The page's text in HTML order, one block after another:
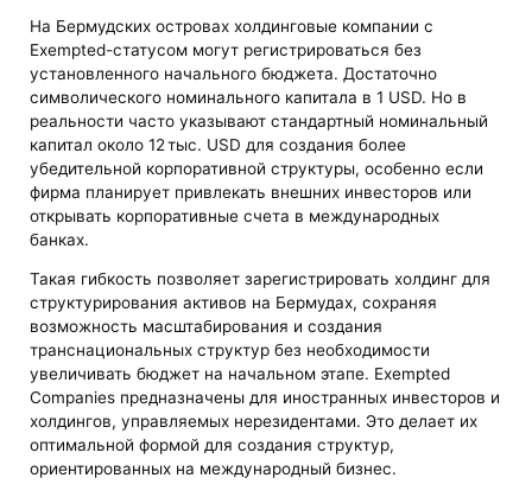
На Бермудских островах холдинговые компании с
Exempted-статусом могут регистрироваться без
установленного начального бюджета. Достаточно
символического номинального капитала в 1 USD. Но в
реальности часто указывают стандартный номинальный
капитал около 12 тыс. USD для создания более
убедительной корпоративной структуры, особенно если
фирма планирует привлекать внешних инвесторов или
открывать корпоративные счета в международных
банках.
Такая гибкость позволяет зарегистрировать холдинг для
структурирования активов на Бермудах, сохраняя
возможность масштабирования и создания
транснациональных структур без необходимости
увеличивать бюджет на начальном этапе. Exempted
Companies предназначены для иностранных инвесторов и
холдингов, управляемых нерезидентами. Это делает их
оптимальной формой для создания структур,
ориентированных на международный бизнес.